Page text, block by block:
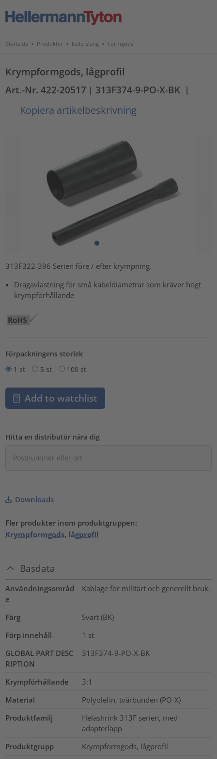
Startsida > Produkter > Isolerslang > Formgods
Krympformgods, lågprofil
Art.-Nr. 422-20517 | 313F374-9-PO-X-BK |
Kopiera artikelbeskrivning
313F322-396 Serien före / efter krympning.
Dragavlastning för små kabeldiametrar som kräver högt
krympförhållande
Förpackningens storlek
1 st
5 st 100 st
Add to watchlist
Hitta en distributör nära dig
Downloads
Fler produkter inom produktgruppen:
Krympformgods, lågprofil
Basdata
Användningsområd
e
Kablage för militärt och generellt bruk.
Färg
Svart (BK)
Förp innehåll
1 st
GLOBAL PART DESC
RIPTION
313F374-9-PO-X-BK
Krympförhållande
3:1
Material
Polyolefin, tvärbunden (PO-X)
Produktfamilj
Helashrink 313F serien, med
adapterläpp
Produktgrupp
Krympformgods, lågprofil